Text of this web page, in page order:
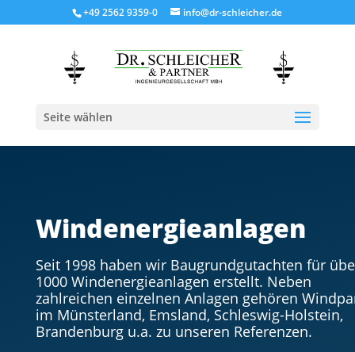
+49 2562 9359-0 info@dr-schleicher.de
Seite wählen
Windenergieanlagen
Seit 1998 haben wir Baugrundgutachten für
1000 Windenergieanlagen erstellt. Neben
zahlreichen einzelnen Anlagen gehören
im Münsterland, Emsland, Schleswig-Holstein,
Brandenburg u.a. zu unseren Referenzen.